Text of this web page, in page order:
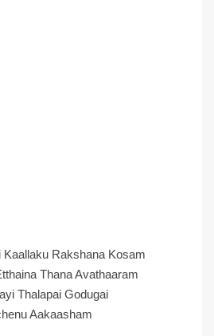
Kaallaku Rakshana Kosam
Thana Avathaaram
Thalapai Godugai
Aakaasham